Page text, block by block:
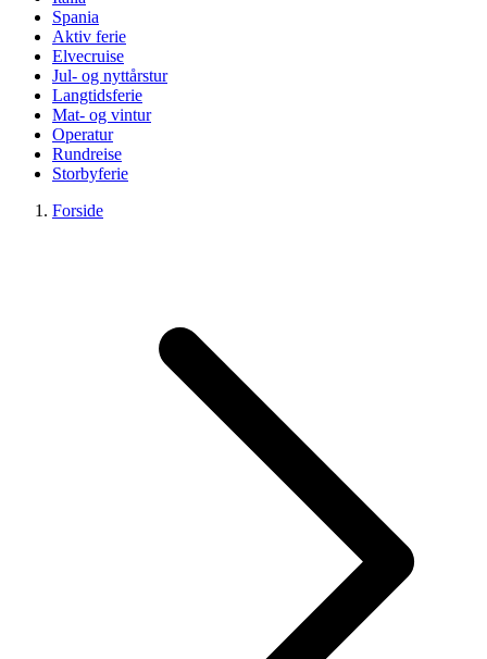
Spania
Aktiv ferie
Elvecruise
Jul- og nyttårstur
Langtidsferie
Mat- og vintur
Operatur
Rundreise
Storbyferie
Forside